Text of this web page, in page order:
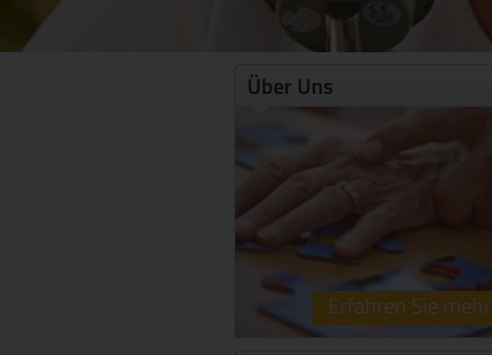
Über Uns
Erfahren Sie mehr